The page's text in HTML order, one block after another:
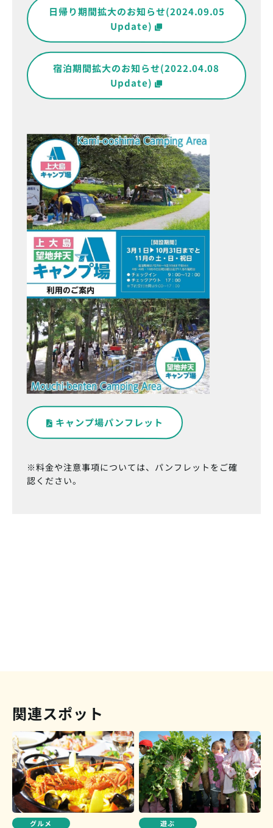
日帰り期間拡大のお知らせ(2024.09.05
Update)
宿泊期間拡大のお知らせ(2022.04.08
Update)
キャンプ場パンフレット
※料金や注意事項については、パンフレットをご確
認ください。
関連スポット
グルメ 遊ぶ